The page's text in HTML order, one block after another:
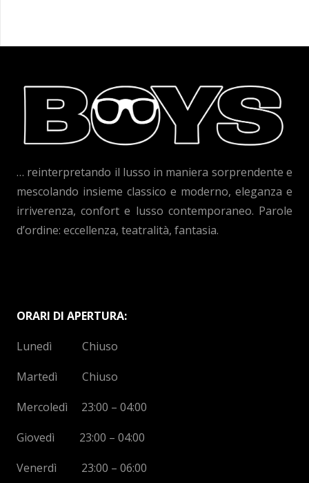
… reinterpretando il lusso in maniera sorprendente e
mescolando insieme classico e moderno, eleganza e
irriverenza, confort e lusso contemporaneo. Parole
d’ordine: eccellenza, teatralità, fantasia.
ORARI DI APERTURA:
Lunedì Chiuso
Martedì Chiuso
Mercoledì 23:00 – 04:00
Giovedì 23:00 – 04:00
Venerdì 23:00 – 06:00